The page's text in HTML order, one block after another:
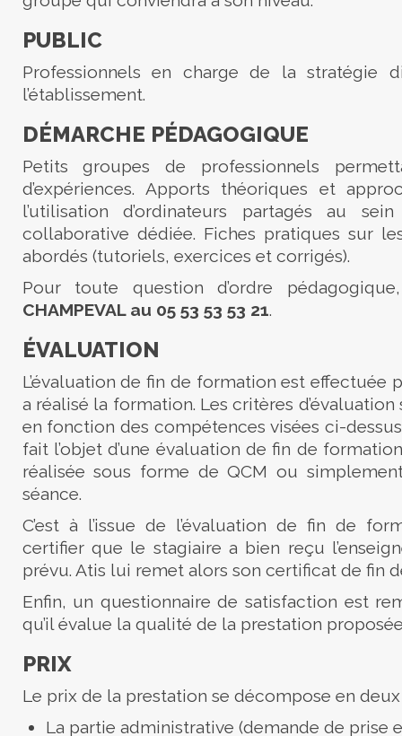
PUBLIC
Professionnels en charge de la stratégie
l’établissement.
DÉMARCHE PÉDAGOGIQUE
Petits groupes de professionnels
d’expériences. Apports théoriques et
l’utilisation d’ordinateurs partagés au
collaborative dédiée. Fiches pratiques sur
abordés (tutoriels, exercices et corrigés).
Pour toute question d’ordre
CHAMPEVAL au 05 53 53 53 21.
ÉVALUATION
L’évaluation de fin de formation est effectuée
a réalisé la formation. Les critères
en fonction des compétences visées ci-
fait l’objet d’une évaluation de fin de
réalisée sous forme de QCM ou simplement
séance.
C’est à l’issue de l’évaluation de fin de
certifier que le stagiaire a bien reçu
prévu. Atis lui remet alors son certificat de fin
Enfin, un questionnaire de satisfaction est
qu’il évalue la qualité de la prestation
PRIX
Le prix de la prestation se décompose en deux
La partie administrative (demande de prise